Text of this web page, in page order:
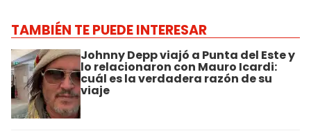
TAMBIÉN TE PUEDE INTERESAR
Johnny Depp viajó a Punta del Este y
lo relacionaron con Mauro Icardi:
cuál es la verdadera razón de su
viaje